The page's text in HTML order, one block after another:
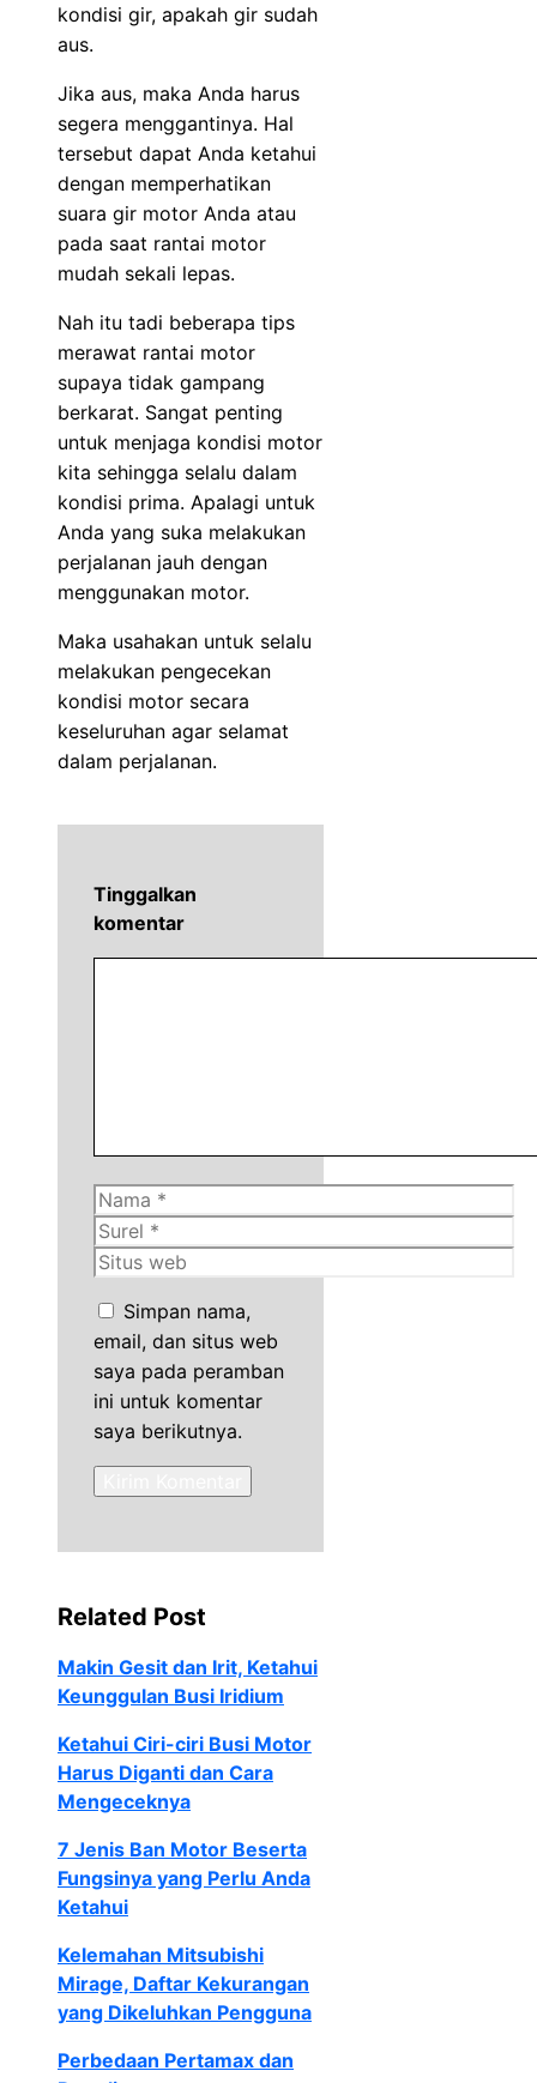
kondisi gir, apakah gir sudah
aus.
Jika aus, maka Anda harus
segera menggantinya. Hal
tersebut dapat Anda ketahui
dengan memperhatikan
suara gir motor Anda atau
pada saat rantai motor
mudah sekali lepas.
Nah itu tadi beberapa tips
merawat rantai motor
supaya tidak gampang
berkarat. Sangat penting
untuk menjaga kondisi motor
kita sehingga selalu dalam
kondisi prima. Apalagi untuk
Anda yang suka melakukan
perjalanan jauh dengan
menggunakan motor.
Maka usahakan untuk selalu
melakukan pengecekan
kondisi motor secara
keseluruhan agar selamat
dalam perjalanan.
Tinggalkan
komentar
Nama
Surel
Situs
Simpan nama,
email, dan situs web
saya pada peramban
ini untuk komentar
saya berikutnya.
Related Post
Makin Gesit dan Irit, Ketahui
Keunggulan Busi Iridium
Ketahui Ciri-ciri Busi Motor
Harus Diganti dan Cara
Mengeceknya
7 Jenis Ban Motor Beserta
Fungsinya yang Perlu Anda
Ketahui
Kelemahan Mitsubishi
Mirage, Daftar Kekurangan
yang Dikeluhkan Pengguna
Perbedaan Pertamax dan